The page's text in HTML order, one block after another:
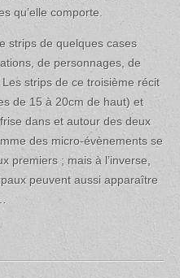
qu’elle comporte.
strips de quelques cases
de personnages, de
strips de ce troisième récit
de 15 à 20cm de haut) et
dans et autour des deux
des micro-évènements se
premiers ; mais à l’inverse,
peuvent aussi apparaître